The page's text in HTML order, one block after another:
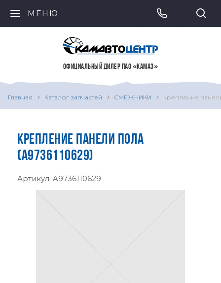
МЕНЮ
ОФИЦИАЛЬНЫЙ ДИЛЕР ПАО «КАМАЗ»
Главная Каталог запчастей СМЕЖНИКИ крепление
КРЕПЛЕНИЕ ПАНЕЛИ ПОЛА
(A9736110629)
Артикул: A9736110629